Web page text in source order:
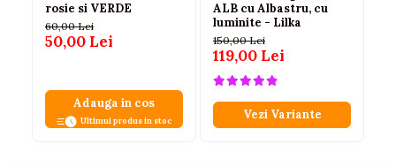
rosie si VERDE
60,00 Lei
50,00 Lei
Adauga in cos
Ultimul produs in stoc
ALB cu Albastru, cu
luminite - Lilka
150,00 Lei
119,00 Lei
Vezi Variante